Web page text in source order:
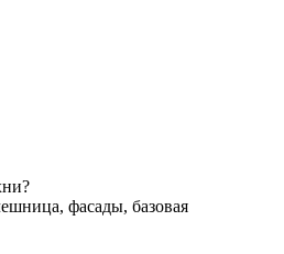
фасады, базовая